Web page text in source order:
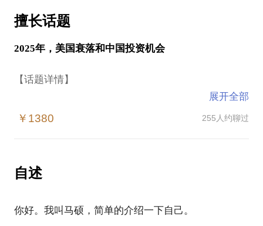
擅长话题
2025年，美国衰落和中国投资机会
【话题详情】
键难题：
亿美元，成为美国财政的巨大负担。
2.每年约1.5-2万亿美元的财政赤字难以减少，美债规
3.美债流动性危机近在眼前，外资持有美债占比持续
展开全部
￥1380 255人约聊过
自述
你好。我叫马硕，简单的介绍一下自己。